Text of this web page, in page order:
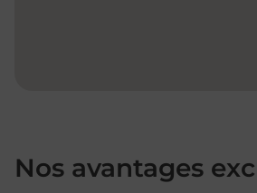
Nos avantages